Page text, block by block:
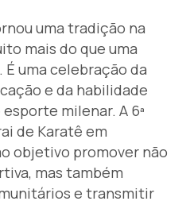
uma tradição na
mais do que uma
uma celebração da
e da habilidade
milenar. A 6ª
de Karatê em
objetivo promover não
mas também
e transmitir